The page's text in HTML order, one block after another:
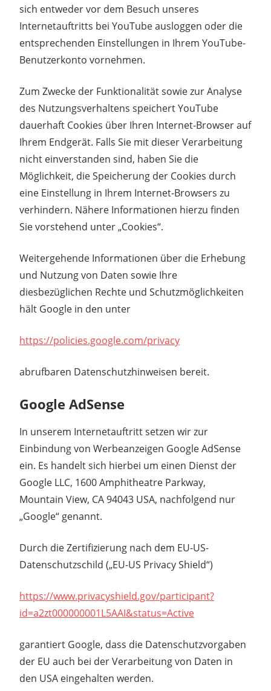
sich entweder vor dem Besuch unseres
Internetauftritts bei YouTube ausloggen oder die
entsprechenden Einstellungen in Ihrem YouTube-
Benutzerkonto vornehmen.
Zum Zwecke der Funktionalität sowie zur Analyse
des Nutzungsverhaltens speichert YouTube
dauerhaft Cookies über Ihren Internet-Browser auf
Ihrem Endgerät. Falls Sie mit dieser Verarbeitung
nicht einverstanden sind, haben Sie die
Möglichkeit, die Speicherung der Cookies durch
eine Einstellung in Ihrem Internet-Browsers zu
verhindern. Nähere Informationen hierzu finden
Sie vorstehend unter „Cookies“.
Weitergehende Informationen über die Erhebung
und Nutzung von Daten sowie Ihre
diesbezüglichen Rechte und Schutzmöglichkeiten
hält Google in den unter
https://policies.google.com/privacy
abrufbaren Datenschutzhinweisen bereit.
Google AdSense
In unserem Internetauftritt setzen wir zur
Einbindung von Werbeanzeigen Google AdSense
ein. Es handelt sich hierbei um einen Dienst der
Google LLC, 1600 Amphitheatre Parkway,
Mountain View, CA 94043 USA, nachfolgend nur
„Google“ genannt.
Durch die Zertifizierung nach dem EU-US-
Datenschutzschild („EU-US Privacy Shield“)
https://www.privacyshield.gov/participant?
id=a2zt000000001L5AAI&status=Active
garantiert Google, dass die Datenschutzvorgaben
der EU auch bei der Verarbeitung von Daten in
den USA eingehalten werden.